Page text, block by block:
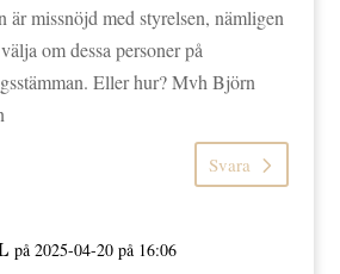
är missnöjd med styrelsen, nämligen
om dessa personer på
Eller hur? Mvh Björn
Svara
på 2025-04-20 på 16:06